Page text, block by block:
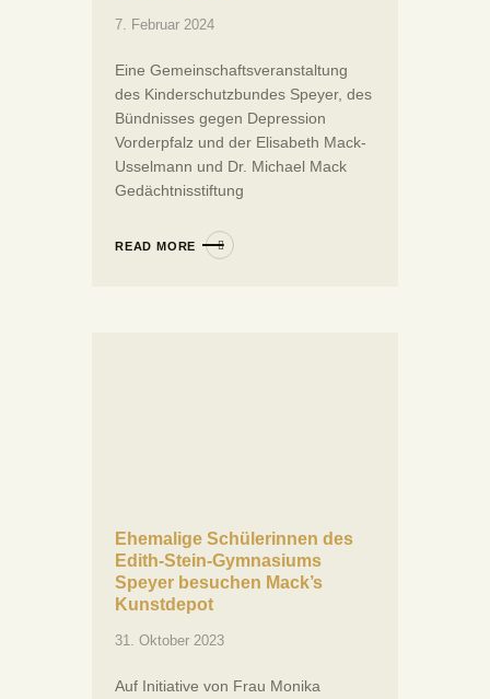
7. Februar 2024
Eine Gemeinschaftsveranstaltung
des Kinderschutzbundes Speyer, des
Bündnisses gegen Depression
Vorderpfalz und der Elisabeth Mack-
Usselmann und Dr. Michael Mack
Gedächtnisstiftung
READ MORE
Ehemalige Schülerinnen des
Edith-Stein-Gymnasiums
Speyer besuchen Mack’s
Kunstdepot
31. Oktober 2023
Auf Initiative von Frau Monika